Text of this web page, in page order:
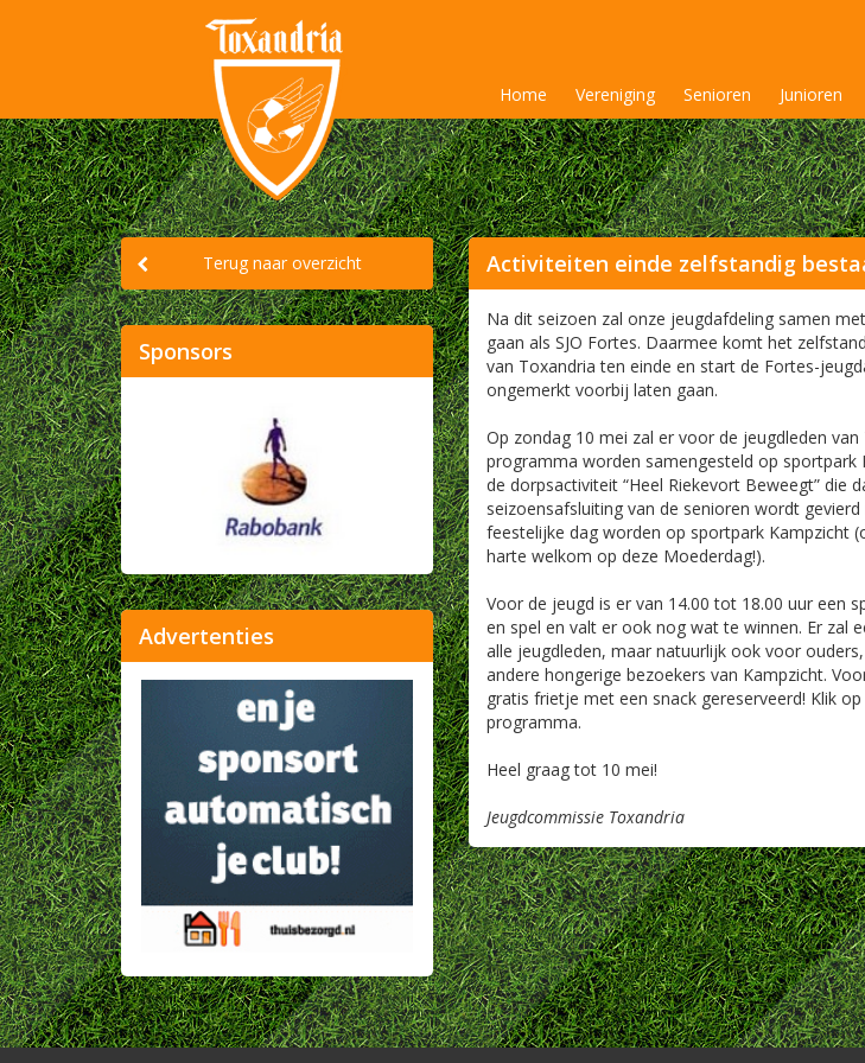
Home Vereniging Senioren Junioren
Activiteiten einde zelfstandig
Na dit seizoen zal onze jeugdafdeling samen
gaan als SJO Fortes. Daarmee komt het
van Toxandria ten einde en start de Fortes-
ongemerkt voorbij laten gaan.
Op zondag 10 mei zal er voor de jeugdleden
programma worden samengesteld op
de dorpsactiviteit “Heel Riekevort Beweegt” die
seizoensafsluiting van de senioren wordt
feestelijke dag worden op sportpark Kampzicht
harte welkom op deze Moederdag!).
Voor de jeugd is er van 14.00 tot 18.00 uur een
en spel en valt er ook nog wat te winnen. Er zal
alle jeugdleden, maar natuurlijk ook voor
andere hongerige bezoekers van Kampzicht.
gratis frietje met een snack gereserveerd! Klik
programma.
Heel graag tot 10 mei!
Jeugdcommissie Toxandria
Terug naar overzicht
Sponsors
Advertenties